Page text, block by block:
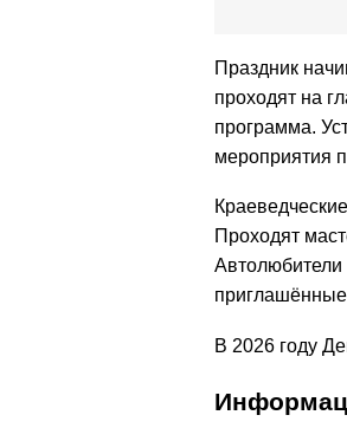
Праздник
проходят на
программа.
мероприятия
Проходят
Автолюбители
В 2026 году